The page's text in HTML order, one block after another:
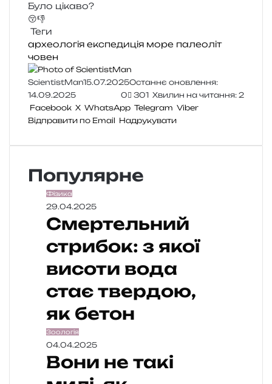
Було цікаво?
😚👎
Теги
археологія експедиція море палеоліт
човен
ScientistMan15.07.2025Останнє оновлення:
14.09.2025
0 301 Хвилин на читання: 2
Facebook X WhatsApp Telegram Viber
Відправити по Email Надрукувати
Популярне
Фізика
29.04.2025
Смертельний
стрибок: з якої
висоти вода
стає твердою,
як бетон
Зоологія
04.04.2025
Вони не такі